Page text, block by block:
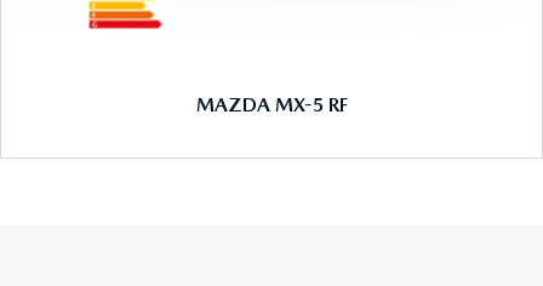
MAZDA MX-5 RF